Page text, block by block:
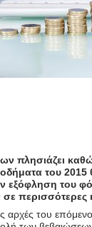
του
εξόφληση
περισσότερες
αρχές του